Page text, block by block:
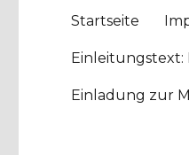
Startseite
Einleitungstext:
Einladung zur